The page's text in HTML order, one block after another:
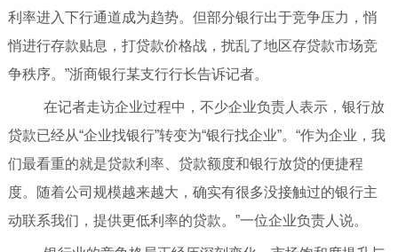
利率进入下行通道成为趋势。但部分银行出于竞争压力，悄
悄进行存款贴息，打贷款价格战，扰乱了地区存贷款市场竞
争秩序。”浙商银行某支行行长告诉记者。
在记者走访企业过程中，不少企业负责人表示，银行放
贷款已经从“企业找银行”转变为“银行找企业”。“作为企业，我
们最看重的就是贷款利率、贷款额度和银行放贷的便捷程
度。随着公司规模越来越大，确实有很多没接触过的银行主
动联系我们，提供更低利率的贷款。”一位企业负责人说。